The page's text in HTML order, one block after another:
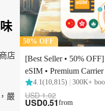
店
嚴